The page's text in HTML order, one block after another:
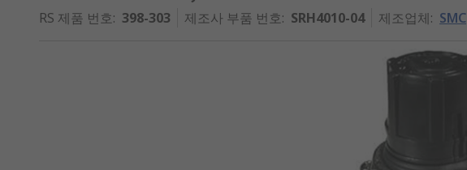
RS 제품 번호: 398-303 제조사 부품 번호: SRH4010-04 제조업체: SMC